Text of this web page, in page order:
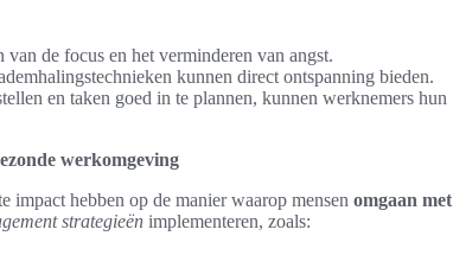
de focus en het verminderen van angst.
kunnen direct ontspanning bieden.
en taken goed in te plannen, kunnen werknemers hun
werkomgeving
impact hebben op de manier waarop mensen omgaan met
strategieën implementeren, zoals: